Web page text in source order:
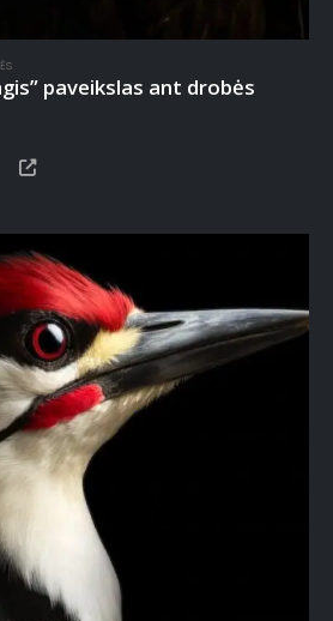
paveikslas ant drobės